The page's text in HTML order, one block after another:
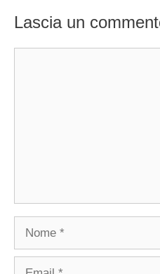
Lascia un
Nome
Email